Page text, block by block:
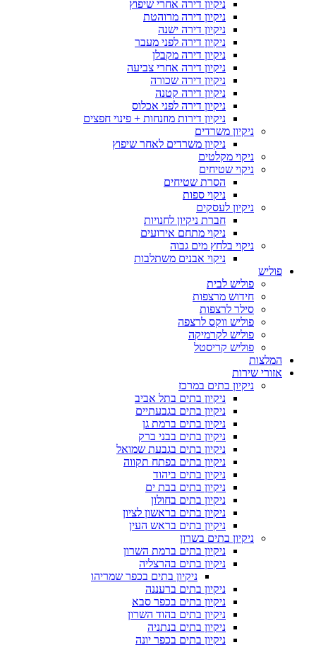
ניקיון דירה אחרי שיפוץ
ניקיון דירה מרוהטת
ניקיון דירה ישנה
ניקיון דירה לפני מעבר
ניקיון דירה מקבלן
ניקיון דירה אחרי צביעה
ניקיון דירה שכורה
ניקיון דירה קטנה
ניקיון דירה לפני אכלוס
ניקיון דירות מוזנחות + פינוי חפצים
ניקיון משרדים
ניקיון משרדים לאחר שיפוץ
ניקוי מקלטים
ניקוי שטיחים
הסרת שטיחים
ניקוי ספות
ניקיון לעסקים
חברת ניקיון לחנויות
ניקוי מתחם אירועים
ניקוי בלחץ מים גבוה
ניקוי אבנים משתלבות
פוליש
פוליש לבית
חידוש מרצפות
סילר לרצפות
פוליש ווקס לרצפה
פוליש לקרמיקה
פוליש קריסטל
המלצות
אזורי שירות
ניקיון בתים במרכז
ניקיון בתים בתל אביב
ניקיון בתים בגבעתיים
ניקיון בתים ברמת גן
ניקיון בתים בבני ברק
ניקיון בתים בגבעת שמואל
ניקיון בתים בפתח תקווה
ניקיון בתים ביהוד
ניקיון בתים בבת ים
ניקיון בתים בחולון
ניקיון בתים בראשון לציון
ניקיון בתים בראש העין
ניקיון בתים בשרון
ניקיון בתים ברמת השרון
ניקיון בתים בהרצליה
ניקיון בתים בכפר שמריהו
ניקיון בתים ברעננה
ניקיון בתים בכפר סבא
ניקיון בתים בהוד השרון
ניקיון בתים בנתניה
ניקיון בתים בכפר יונה